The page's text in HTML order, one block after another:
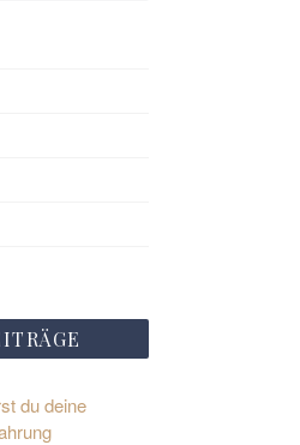
du deine